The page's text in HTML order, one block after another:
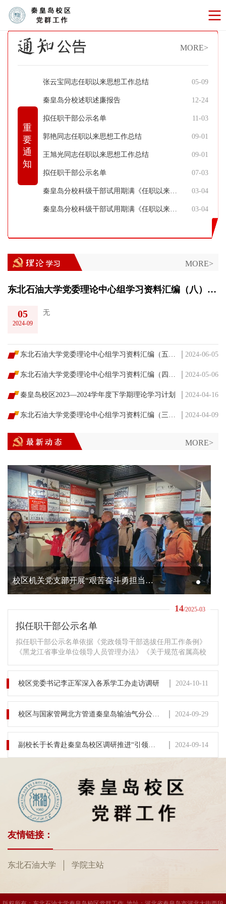
MORE>
重
要
通
知
张云宝同志任职以来思想工作总结 05-09
秦皇岛分校述职述廉报告 12-24
拟任职干部公示名单 11-03
郭艳同志任职以来思想工作总结 09-01
王旭光同志任职以来思想工作总结 09-01
拟任职干部公示名单 07-03
秦皇岛分校科级干部试用期满《任职以来思想工作总结》公示（二） 03-04
秦皇岛分校科级干部试用期满《任职以来思想工作总结》公示（一） 03-04
MORE>
东北石油大学党委理论中心组学习资料汇编（八）2024
05
2024-09
无
东北石油大学党委理论中心组学习资料汇编（五）2024 2024-06-05
东北石油大学党委理论中心组学习资料汇编（四）2024 2024-05-06
秦皇岛校区2023—2024学年度下学期理论学习计划 2024-04-16
东北石油大学党委理论中心组学习资料汇编（三）2024 2024-04-09
MORE>
校区机关党支部开展“艰苦奋斗勇担当，踔厉奋发新征程” 主题党日活动
14/2025-03
拟任职干部公示名单
拟任职干部公示名单依据《党政领导干部选拔任用工作条例》
《黑龙江省事业单位领导人员管理办法》《关于规范省属高校
干部选拔任用工作的民主监督，现将拟任职的干部进行任前公
示，公示期限为2025年3月13日—2025年3月20日（5个工作
员，现任管理系教师，拟任管理系副主任。对上列拟任职人选
如有情况和问题，可在公示期内反映，...
校区党委书记李正军深入各系学工办走访调研 2024-10-11
校区与国家管网北方管道秦皇岛输油气分公司签署党支部共建合作协议 2024-09-29
副校长于长青赴秦皇岛校区调研推进“引领工程” 2024-09-14
友情链接：
东北石油大学 学院主站